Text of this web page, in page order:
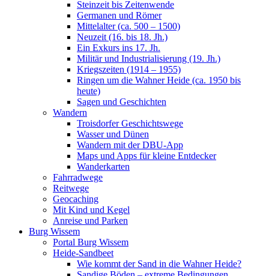
Steinzeit bis Zeitenwende
Germanen und Römer
Mittelalter (ca. 500 – 1500)
Neuzeit (16. bis 18. Jh.)
Ein Exkurs ins 17. Jh.
Militär und Industrialisierung (19. Jh.)
Kriegszeiten (1914 – 1955)
Ringen um die Wahner Heide (ca. 1950 bis
heute)
Sagen und Geschichten
Wandern
Troisdorfer Geschichtswege
Wasser und Dünen
Wandern mit der DBU-App
Maps und Apps für kleine Entdecker
Wanderkarten
Fahrradwege
Reitwege
Geocaching
Mit Kind und Kegel
Anreise und Parken
Burg Wissem
Portal Burg Wissem
Heide-Sandbeet
Wie kommt der Sand in die Wahner Heide?